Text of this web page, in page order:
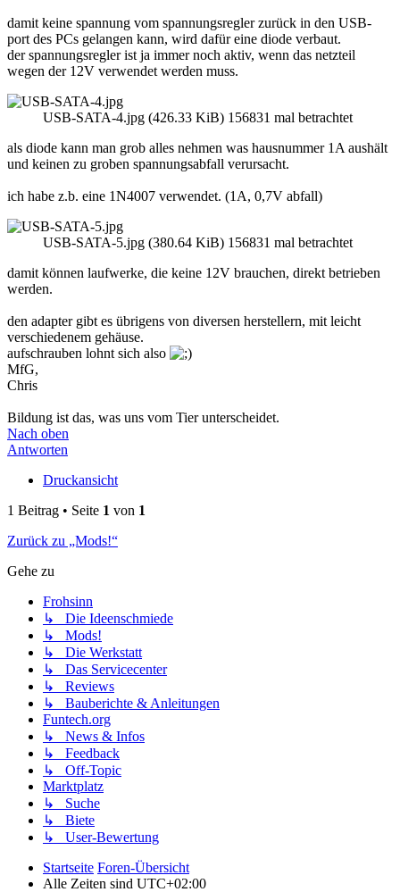
damit keine spannung vom spannungsregler zurück in den USB-
port des PCs gelangen kann, wird dafür eine diode verbaut.
der spannungsregler ist ja immer noch aktiv, wenn das netzteil
wegen der 12V verwendet werden muss.
USB-SATA-4.jpg (426.33 KiB) 156831 mal betrachtet
als diode kann man grob alles nehmen was hausnummer 1A aushält
und keinen zu groben spannungsabfall verursacht.
ich habe z.b. eine 1N4007 verwendet. (1A, 0,7V abfall)
USB-SATA-5.jpg (380.64 KiB) 156831 mal betrachtet
damit können laufwerke, die keine 12V brauchen, direkt betrieben
werden.
den adapter gibt es übrigens von diversen herstellern, mit leicht
verschiedenem gehäuse.
aufschrauben lohnt sich also
MfG,
Chris
Bildung ist das, was uns vom Tier unterscheidet.
Nach oben
Antworten
Druckansicht
1 Beitrag • Seite 1 von 1
Zurück zu „Mods!“
Gehe zu
Frohsinn
↳ Die Ideenschmiede
↳ Mods!
↳ Die Werkstatt
↳ Das Servicecenter
↳ Reviews
↳ Bauberichte & Anleitungen
Funtech.org
↳ News & Infos
↳ Feedback
↳ Off-Topic
Marktplatz
↳ Suche
↳ Biete
↳ User-Bewertung
Startseite Foren-Übersicht
Alle Zeiten sind UTC+02:00